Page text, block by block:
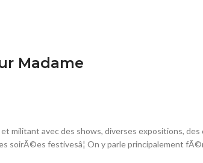
Madame
et militant avec des shows, diverses expositions,
soirÃ©es festivesâ¦ On y parle principalement